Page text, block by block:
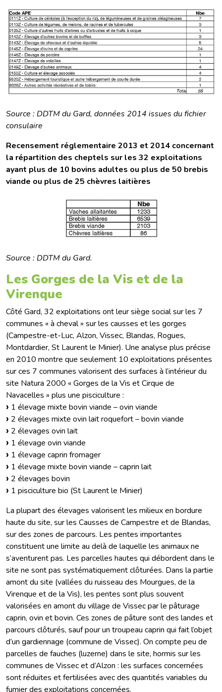
Source : DDTM du Gard, données 2014 issues du fichier
consulaire
Recensement réglementaire 2013 et 2014 concernant
la répartition des cheptels sur les 32 exploitations
ayant plus de 10 bovins adultes ou plus de 50 brebis
viande ou plus de 25 chèvres laitières
Source : DDTM du Gard.
Les Gorges de la Vis et de la
Virenque
Côté Gard, 32 exploitations ont leur siège social sur les 7
communes « à cheval » sur les causses et les gorges
(Campestre-et-Luc, Alzon, Vissec, Blandas, Rogues,
Montdardier, St Laurent le Minier). Une analyse plus précise
en 2010 montre que seulement 10 exploitations présentes
sur ces 7 communes valorisent des surfaces à l’intérieur du
site Natura 2000 « Gorges de la Vis et Cirque de
Navacelles » plus une pisciculture :
1 élevage mixte bovin viande – ovin viande
2 élevages mixte ovin lait roquefort – bovin viande
2 élevages ovin lait
1 élevage ovin viande
1 élevage caprin fromager
1 élevage mixte bovin viande – caprin lait
2 élevages bovin
1 pisciculture bio (St Laurent le Minier)
La plupart des élevages valorisent les milieux en bordure
haute du site, sur les Causses de Campestre et de Blandas,
sur des zones de parcours. Les pentes importantes
constituent une limite au delà de laquelle les animaux ne
s’aventurent pas. Les parcelles hautes qui débordent dans le
site ne sont pas systématiquement clôturées. Dans la partie
amont du site (vallées du ruisseau des Mourgues, de la
Virenque et de la Vis), les pentes sont plus souvent
valorisées en amont du village de Vissec par le pâturage
caprin, ovin et bovin. Ces zones de pâture sont des landes et
parcours clôturés, sauf pour un troupeau caprin qui fait l’objet
d’un gardiennage (commune de Vissec). On compte peu de
parcelles de fauches (luzerne) dans le site, hormis sur les
communes de Vissec et d’Alzon : les surfaces concernées
sont réduites et fertilisées avec des quantités variables du
fumier des exploitations concernées.